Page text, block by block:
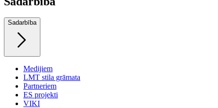
Sadarbība
Medijiem
LMT stila grāmata
Partneriem
ES projekti
VIKI